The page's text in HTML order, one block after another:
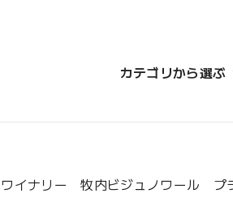
カテゴリから選ぶ
ワイナリー 牧内ビジュノワール